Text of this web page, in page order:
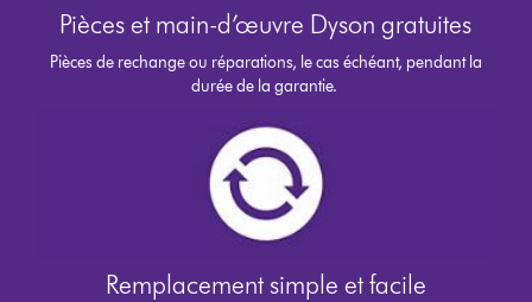
Pièces et main-d’œuvre Dyson gratuites
Pièces de rechange ou réparations, le cas échéant, pendant la
durée de la garantie.
Remplacement simple et facile